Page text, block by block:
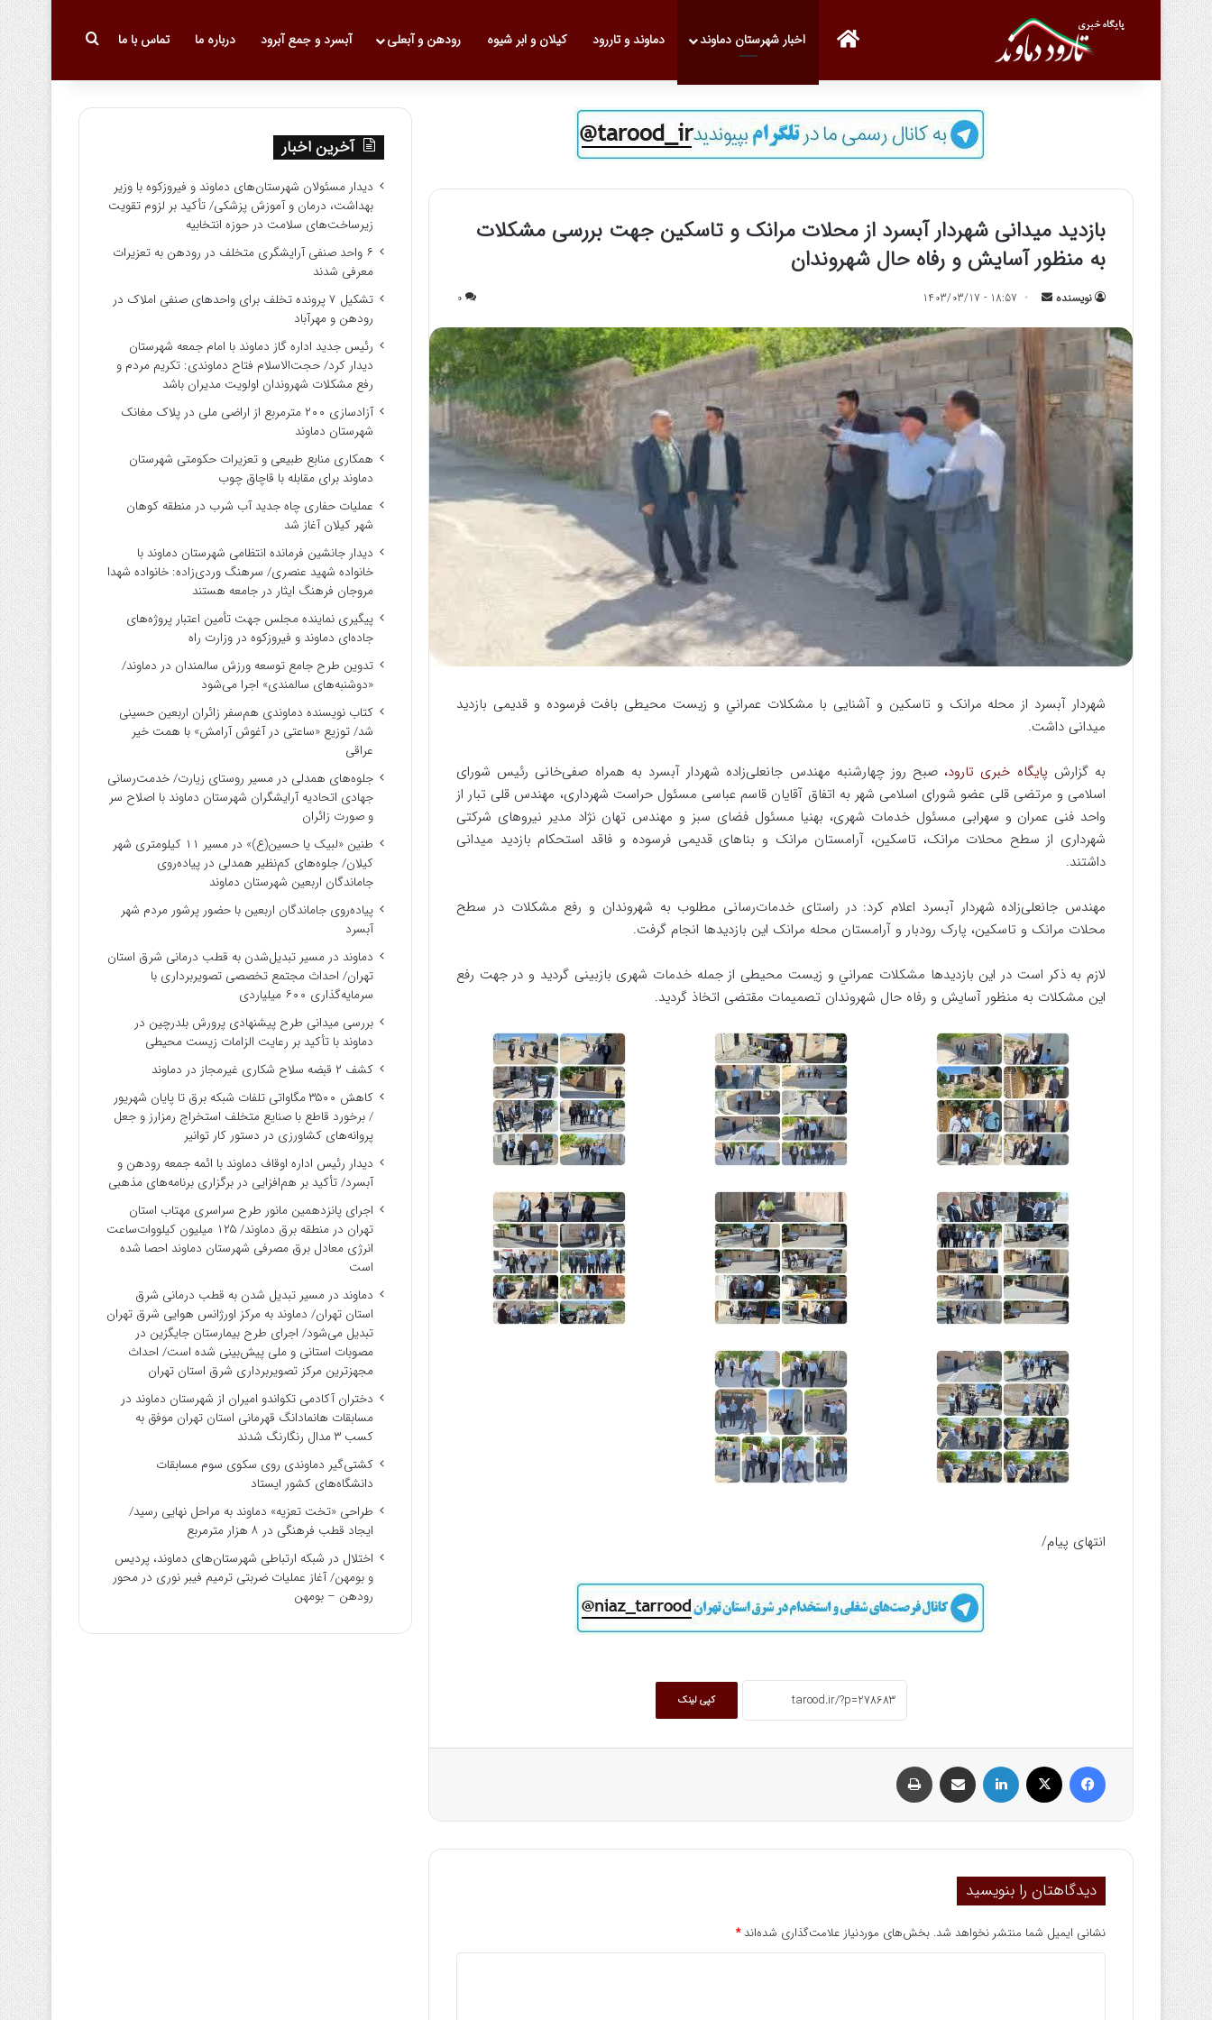
صفحه نخست
اخبار شهرستان دماوند دماوند و تاررود کیلان و ابر شیوه رودهن و آبعلی آبسرد و جمع آبرود درباره ما تماس با ما جستجو برای
بازدید میدانی شهردار آبسرد از محلات مرانک و تاسکین جهت بررسی مشکلات
به‌ منظور آسایش و رفاه حال شهروندان
نویسنده
ل
18:57 - 1403/03/17
0
شهردار آبسرد از محله مرانک و تاسکین و آشنایی با مشکلات عمراني و زیست محیطی بافت فرسوده و قدیمی بازدید
میدانی داشت.
به گزارش پایگاه خبری تارود، صبح روز چهارشنبه مهندس جانعلی‌زاده شهردار آبسرد به همراه صفی‌خانی رئیس شورای
اسلامی و مرتضی قلی عضو شورای اسلامی شهر به اتفاق آقایان قاسم عباسی مسئول حراست شهرداری، مهندس قلی تبار از
واحد فنی عمران و سهرابی مسئول خدمات شهری، بهنیا مسئول فضای سبز و مهندس تهان نژاد مدیر نیروهای شرکتی
شهرداری از سطح محلات مرانک، تاسکین، آرامستان مرانک و بناهای قدیمی فرسوده و فاقد استحکام بازدید میدانی
داشتند.
مهندس جانعلی‌زاده شهردار آبسرد اعلام کرد: در راستای خدمات‌رسانی مطلوب به شهروندان و رفع مشکلات در سطح
محلات مرانک و تاسکین، پارک رودبار و آرامستان محله مرانک این بازدیدها انجام گرفت.
لازم به ذکر است در این بازدیدها مشکلات عمراني و زیست محیطی از جمله خدمات شهری بازبینی گردید و در جهت رفع
این مشکلات به منظور آسایش و رفاه حال شهروندان تصمیمات مقتضی اتخاذ گردید.
انتهای پیام/
کپی لینک
ایکس
دیدگاهتان را بنویسید
نشانی ایمیل شما منتشر نخواهد شد. بخش‌های موردنیاز علامت‌گذاری شده‌اند*
آخرین اخبار
دیدار مسئولان شهرستان‌های دماوند و فیروزکوه با وزیر
بهداشت، درمان و آموزش پزشکی/ تأکید بر لزوم تقویت
زیرساخت‌های سلامت در حوزه انتخابیه
۶ واحد صنفی آرایشگری متخلف در رودهن به تعزیرات
معرفی شدند
تشکیل ۷ پرونده تخلف برای واحدهای صنفی املاک در
رودهن و مهرآباد
رئیس جدید اداره گاز دماوند با امام جمعه شهرستان
دیدار کرد/ حجت‌الاسلام فتاح دماوندی: تکریم مردم و
رفع مشکلات شهروندان اولویت مدیران باشد
آزادسازی ۲۰۰ مترمربع از اراضی ملی در پلاک مغانک
شهرستان دماوند
همکاری منابع طبیعی و تعزیرات حکومتی شهرستان
دماوند برای مقابله با قاچاق چوب
عملیات حفاری چاه جدید آب شرب در منطقه کوهان
شهر کیلان آغاز شد
دیدار جانشین فرمانده انتظامی شهرستان دماوند با
خانواده شهید عنصری/ سرهنگ وردی‌زاده: خانواده شهدا
مروجان فرهنگ ایثار در جامعه هستند
پیگیری نماینده مجلس جهت تأمین اعتبار پروژه‌های
جاده‌ای دماوند و فیروزکوه در وزارت راه
تدوین طرح جامع توسعه ورزش سالمندان در دماوند/
«دوشنبه‌های سالمندی» اجرا می‌شود
کتاب نویسنده دماوندی هم‌سفر زائران اربعین حسینی
شد/ توزیع «ساعتی در آغوش آرامش» با همت خیر
عراقی
جلوه‌های همدلی در مسیر روستای زیارت/ خدمت‌رسانی
جهادی اتحادیه آرایشگران شهرستان دماوند با اصلاح سر
و صورت زائران
طنین «لبیک یا حسین(ع)» در مسیر ۱۱ کیلومتری شهر
کیلان/ جلوه‌های کم‌نظیر همدلی در پیاده‌روی
جاماندگان اربعین شهرستان دماوند
پیاده‌روی جاماندگان اربعین با حضور پرشور مردم شهر
آبسرد
دماوند در مسیر تبدیل‌شدن به قطب درمانی شرق استان
تهران/ احداث مجتمع تخصصی تصویربرداری با
سرمایه‌گذاری ۶۰۰ میلیاردی
بررسی میدانی طرح پیشنهادی پرورش بلدرچین در
دماوند با تأکید بر رعایت الزامات زیست ‌محیطی
کشف ۲ قبضه سلاح شکاری غیرمجاز در دماوند
کاهش ۳۵۰۰ مگاواتی تلفات شبکه برق تا پایان شهریور
/ برخورد قاطع با صنایع متخلف استخراج رمزارز و جعل
پروانه‌های کشاورزی در دستور کار توانیر
دیدار رئیس اداره اوقاف دماوند با ائمه جمعه رودهن و
آبسرد/ تأکید بر هم‌افزایی در برگزاری برنامه‌های مذهبی
اجرای پانزدهمین مانور طرح سراسری مهتاب استان
تهران در منطقه برق دماوند/ ۱۲۵ میلیون کیلووات‌ساعت
انرژی معادل برق مصرفی شهرستان دماوند احصا شده
است
دماوند در مسیر تبدیل شدن به قطب درمانی شرق
استان تهران/ دماوند به مرکز اورژانس هوایی شرق تهران
تبدیل می‌شود/ اجرای طرح بیمارستان جایگزین در
مصوبات استانی و ملی پیش‌بینی شده است/ احداث
مجهزترین مرکز تصویربرداری شرق استان تهران
دختران آکادمی تکواندو امیران از شهرستان دماوند در
مسابقات هانمادانگ قهرمانی استان تهران موفق به
کسب ۳ مدال رنگارنگ شدند
کشتی‌گیر دماوندی روی سکوی سوم مسابقات
دانشگاه‌های کشور ایستاد
طراحی «تخت تعزیه» دماوند به مراحل نهایی رسید/
ایجاد قطب فرهنگی در ۸ هزار مترمربع
اختلال در شبکه ارتباطی شهرستان‌های دماوند، پردیس
و بومهن/ آغاز عملیات ضربتی ترمیم فیبر نوری در محور
رودهن – بومهن